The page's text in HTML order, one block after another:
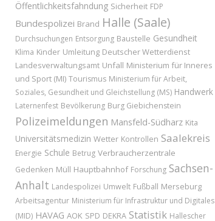
Öffentlichkeitsfahndung Sicherheit FDP
Bundespolizei Brand Halle (Saale)
Durchsuchungen Entsorgung Baustelle Gesundheit
Klima Kinder Umleitung Deutscher Wetterdienst
Landesverwaltungsamt Unfall Ministerium für Inneres
und Sport (MI) Tourismus Ministerium für Arbeit,
Soziales, Gesundheit und Gleichstellung (MS) Handwerk
Laternenfest Bevölkerung Burg Giebichenstein
Polizeimeldungen Mansfeld-Südharz Kita
Universitätsmedizin Wetter Kontrollen Saalekreis
Energie Schule Betrug Verbraucherzentrale
Gedenken Müll Hauptbahnhof Forschung Sachsen-
Anhalt Landespolizei Umwelt Fußball Merseburg
Arbeitsagentur Ministerium für Infrastruktur und Digitales
(MID) HAVAG AOK SPD DEKRA Statistik Hallescher